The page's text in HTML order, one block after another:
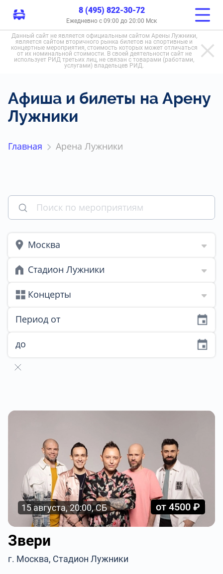
8 (495) 822-30-72
Ежедневно с 09:00 до 20:00 Мск
Данный сайт не является официальным сайтом Арены Лужники,
является сайтом вторичного рынка билетов на спортивные и
концертные мероприятия, стоимость которых может отличаться
от их номинальной стоимости. В своей деятельности сайт не
использует РИД третьих лиц, не связан с товарами (работами,
услугами) владельцев РИД.
Афиша и билеты на Арену
Лужники
Главная Арена Лужники
Москва
Стадион Лужники
Концерты
Период от
до
15 августа, 20:00, СБ от 4500 ₽
Звери
г. Москва, Стадион Лужники